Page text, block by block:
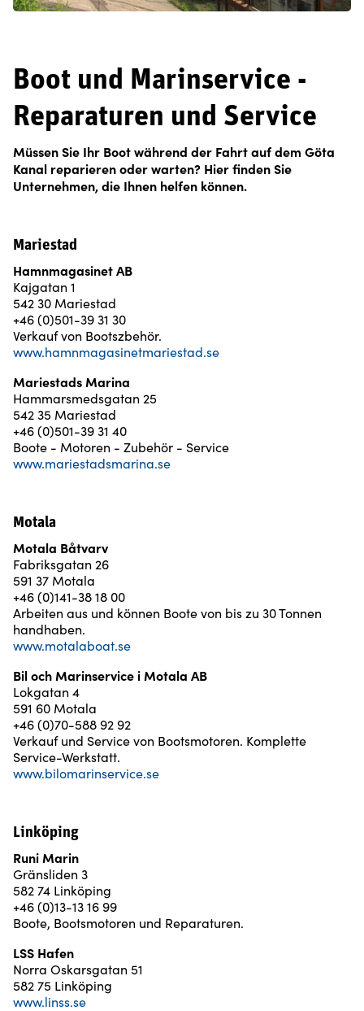
Boot und Marinservice -
Reparaturen und Service
Müssen Sie Ihr Boot während der Fahrt auf dem Göta
Kanal reparieren oder warten? Hier finden Sie
Unternehmen, die Ihnen helfen können.
Mariestad
Hamnmagasinet AB
Kajgatan 1
542 30 Mariestad
+46 (0)501-39 31 30
Verkauf von Bootszbehör.
www.hamnmagasinetmariestad.se
Mariestads Marina
Hammarsmedsgatan 25
542 35 Mariestad
+46 (0)501-39 31 40
Boote - Motoren - Zubehör - Service
www.mariestadsmarina.se
Motala
Motala Båtvarv
Fabriksgatan 26
591 37 Motala
+46 (0)141-38 18 00
Arbeiten aus und können Boote von bis zu 30 Tonnen
handhaben.
www.motalaboat.se
Bil och Marinservice i Motala AB
Lokgatan 4
591 60 Motala
+46 (0)70-588 92 92
Verkauf und Service von Bootsmotoren. Komplette
Service-Werkstatt.
www.bilomarinservice.se
Linköping
Runi Marin
Gränsliden 3
582 74 Linköping
+46 (0)13-13 16 99
Boote, Bootsmotoren und Reparaturen.
LSS Hafen
Norra Oskarsgatan 51
582 75 Linköping
www.linss.se